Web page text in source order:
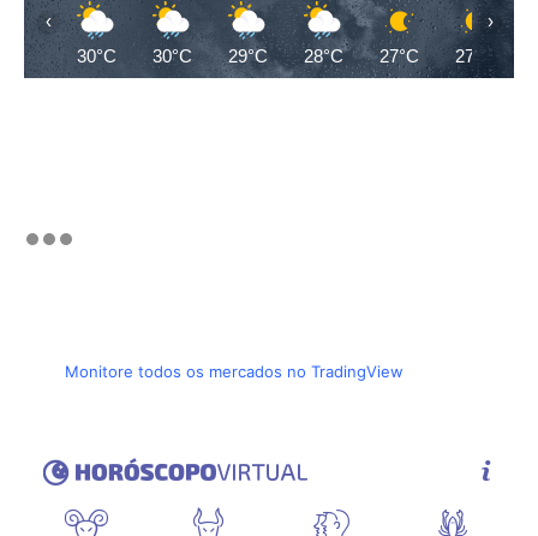
30°C 30°C 29°C 28°C 27°C 27°C
‹ ›
Monitore todos os mercados no TradingView